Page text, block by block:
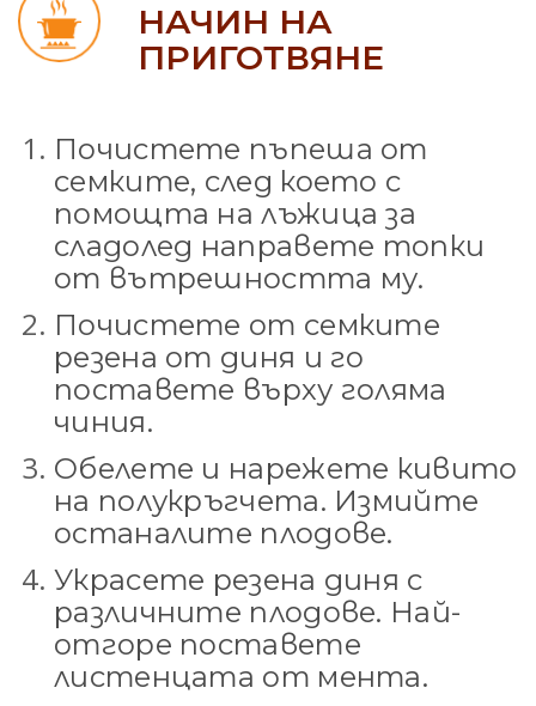
НАЧИН НА
ПРИГОТВЯНЕ
Почистете пъпеша от
семките, след което с
помощта на лъжица за
сладолед направете топки
от вътрешността му.
Почистете от семките
резена от диня и го
поставете върху голяма
чиния.
Обелете и нарежете кивито
на полукръгчета. Измийте
останалите плодове.
Украсете резена диня с
различните плодове. Най-
отгоре поставете
листенцата от мента.